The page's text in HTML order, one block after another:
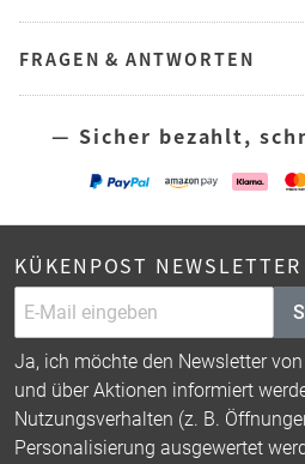
FRAGEN & ANTWORTEN
— Sicher bezahlt,
KÜKENPOST NEWSLETTER
Ja, ich möchte den Newsletter
und über Aktionen informiert
Nutzungsverhalten (z. B.
Personalisierung ausgewertet